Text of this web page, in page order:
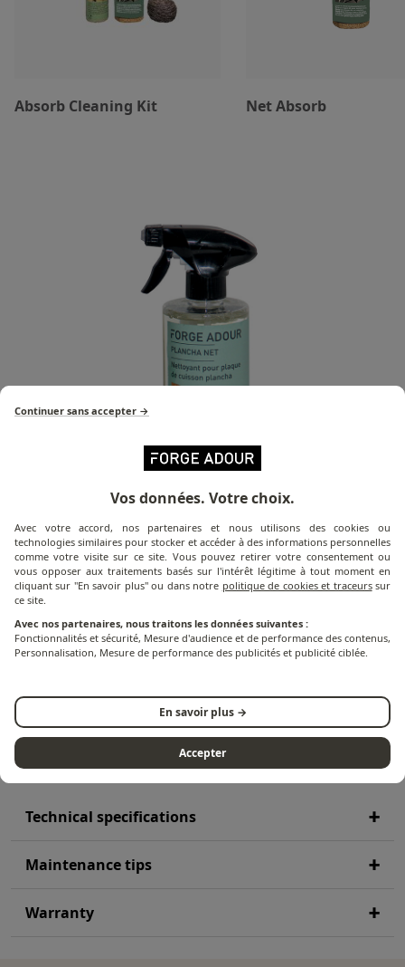
Absorb Cleaning Kit Net Absorb
More information about the product
The Plancha Net is an eco-cleaner made by Forge
Adour and certified for contact with food. Specially
designed for cold cleaning of your Forge Adour
PRODUCT INFORMATION
Technical specifications
Maintenance tips
Warranty
Continuer sans accepter →
Vos données. Votre choix.
Avec votre accord, nos partenaires et nous utilisons des cookies ou
technologies similaires pour stocker et accéder à des informations personnelles
comme votre visite sur ce site. Vous pouvez retirer votre consentement ou
vous opposer aux traitements basés sur l'intérêt légitime à tout moment en
cliquant sur "En savoir plus" ou dans notre politique de cookies et traceurssur
ce site.
Avec nos partenaires, nous traitons les données suivantes :
Fonctionnalités et sécurité, Mesure d'audience et de performance des contenus,
Personnalisation, Mesure de performance des publicités et publicité ciblée.
En savoir plus →
Accepter